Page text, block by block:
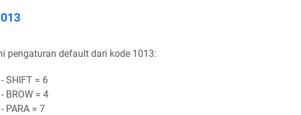
pengaturan default dari kode 1013:
SHIFT = 6
BROW = 4
PARA = 7